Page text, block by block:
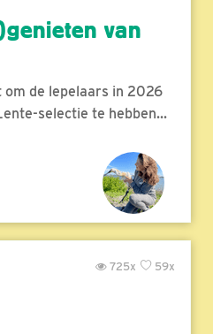
van
om de lepelaars in 2026
selectie te hebben...
59x
725x